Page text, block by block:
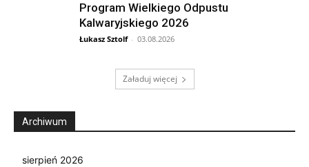
Program Wielkiego Odpustu
Kalwaryjskiego 2026
Łukasz Sztolf - 03.08.2026
Załaduj więcej
Archiwum
sierpień 2026